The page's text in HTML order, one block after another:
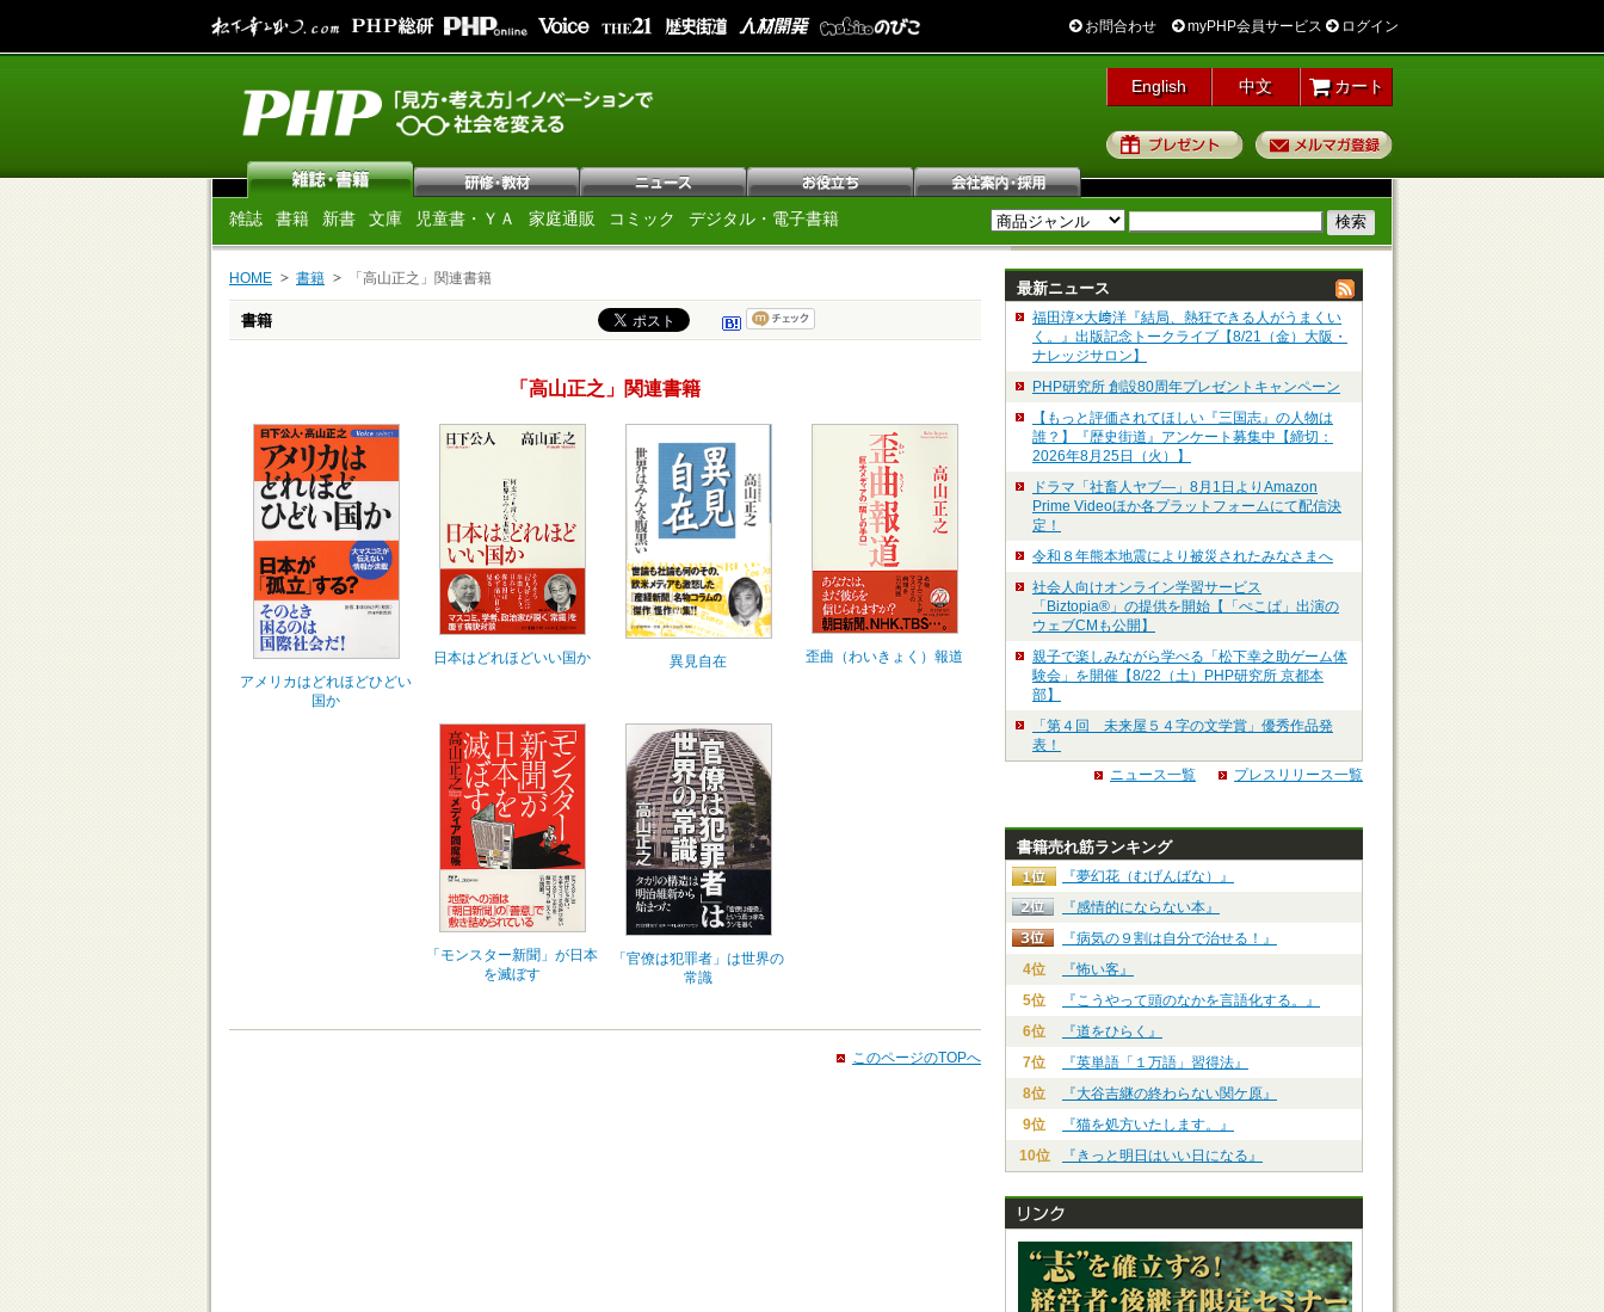
お問合わせ myPHP会員サービス ログイン
English 中文 カート
プレゼント
雑誌 書籍 新書 文庫 児童書・ＹＡ 家庭通販 コミック デジタル・電子書籍
HOME 書籍 「高山正之」関連書籍
書籍
「高山正之」関連書籍
アメリカはどれほどひどい
国か
日本はどれほどいい国か 異見自在 歪曲（わいきょく）報道
「モンスター新聞」が日本
を滅ぼす
「官僚は犯罪者」は世界の
常識
このページのTOPへ
最新ニュース
福田淳×大﨑洋『結局、熱狂できる人がうまくい
く。』出版記念トークライブ【8/21（金）大阪・
ナレッジサロン】
PHP研究所 創設80周年プレゼントキャンペーン
【もっと評価されてほしい『三国志』の人物は
誰？】『歴史街道』アンケート募集中【締切：
2026年8月25日（火）】
ドラマ「社畜人ヤブ―」8月1日よりAmazon
Prime Videoほか各プラットフォームにて配信決
定！
令和８年熊本地震により被災されたみなさまへ
社会人向けオンライン学習サービス
「Biztopia®」の提供を開始【「ぺこぱ」出演の
ウェブCMも公開】
親子で楽しみながら学べる「松下幸之助ゲーム体
験会」を開催【8/22（土）PHP研究所 京都本
部】
「第４回 未来屋５４字の文学賞」優秀作品発
表！
ニュース一覧
プレスリリース一覧
書籍売れ筋ランキング
『夢幻花（むげんばな）』
『感情的にならない本』
『病気の９割は自分で治せる！』
4位
『怖い客』
5位
『こうやって頭のなかを言語化する。』
6位
『道をひらく』
7位
『英単語「１万語」習得法』
8位
『大谷吉継の終わらない関ケ原』
9位
『猫を処方いたします。』
10位
『きっと明日はいい日になる』